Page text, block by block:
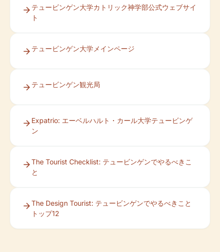
テュービンゲン大学カトリック神学部公式ウェブサイ
ト
テュービンゲン大学メインページ
テュービンゲン観光局
Expatrio: エーベルハルト・カール大学テュービンゲ
ン
The Tourist Checklist: テュービンゲンでやるべきこ
と
The Design Tourist: テュービンゲンでやるべきこと
トップ12